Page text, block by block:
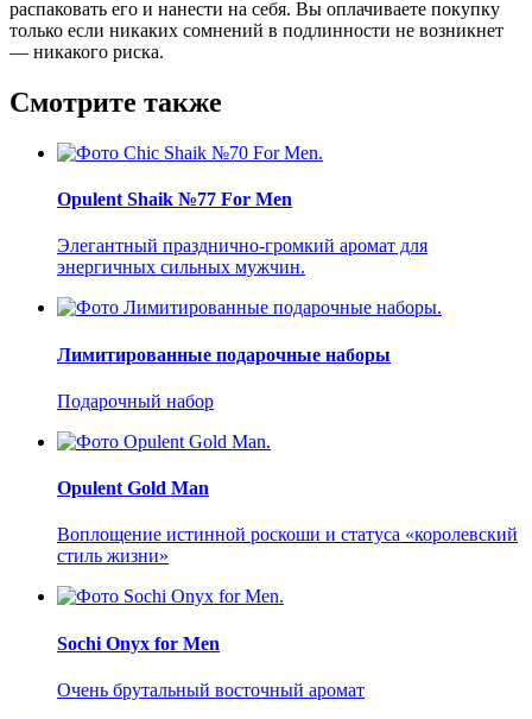
распаковать его и нанести на себя. Вы оплачиваете покупку
только если никаких сомнений в подлинности не возникнет
— никакого риска.
Смотрите также
Opulent Shaik №77 For Men
Элегантный празднично-громкий аромат для
энергичных сильных мужчин.
Лимитированные подарочные наборы
Подарочный набор
Opulent Gold Man
Воплощение истинной роскоши и статуса «королевский
стиль жизни»
Sochi Onyx for Men
Очень брутальный восточный аромат